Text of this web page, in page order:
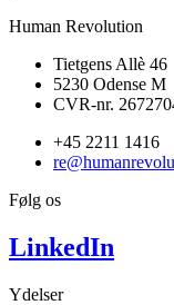
Human Revolution
Tietgens Allè 46
5230 Odense M
CVR-nr.
+45 2211 1416
Følg os
LinkedIn
Ydelser